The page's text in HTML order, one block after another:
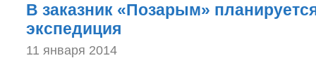
В заказник «Позарым»
экспедиция
11 января 2014